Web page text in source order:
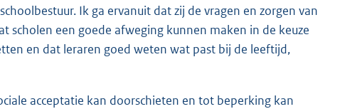
Ik ga ervanuit dat zij de vragen en zorgen van
scholen een goede afweging kunnen maken in de keuze
en dat leraren goed weten wat past bij de leeftijd,
acceptatie kan doorschieten en tot beperking kan